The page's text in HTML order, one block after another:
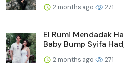
2 months ago 271
El Rumi Mendadak
Baby Bump Syifa
2 months ago 271